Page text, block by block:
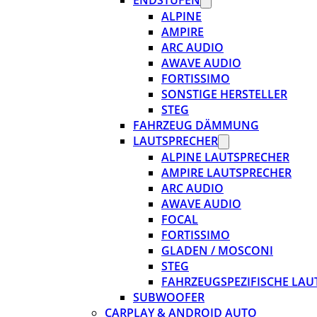
ALPINE
AMPIRE
ARC AUDIO
AWAVE AUDIO
FORTISSIMO
SONSTIGE HERSTELLER
STEG
FAHRZEUG DÄMMUNG
LAUTSPRECHER
ALPINE LAUTSPRECHER
AMPIRE LAUTSPRECHER
ARC AUDIO
AWAVE AUDIO
FOCAL
FORTISSIMO
GLADEN / MOSCONI
STEG
FAHRZEUGSPEZIFISCHE
SUBWOOFER
CARPLAY & ANDROID AUTO